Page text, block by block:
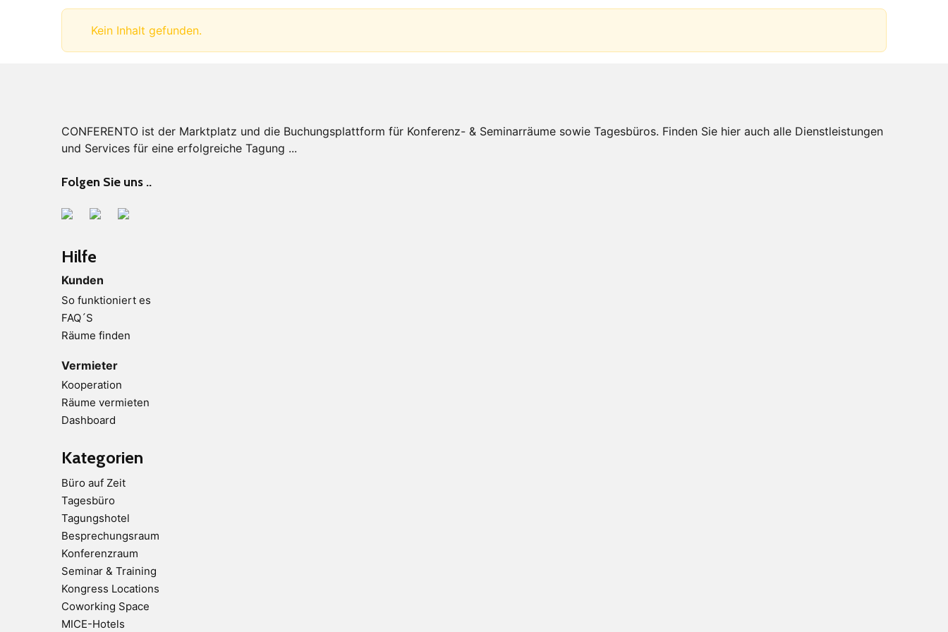
Kein Inhalt gefunden.
CONFERENTO ist der Marktplatz und die Buchungsplattform für Konferenz- & Seminarräume sowie Tagesbüros. Finden Sie hier auch alle Dienstleistungen
und Services für eine erfolgreiche Tagung ...
Folgen Sie uns ..
Hilfe
Kunden
So funktioniert es
FAQ´S
Räume finden
Vermieter
Kooperation
Räume vermieten
Dashboard
Kategorien
Büro auf Zeit
Tagesbüro
Tagungshotel
Besprechungsraum
Konferenzraum
Seminar & Training
Kongress Locations
Coworking Space
MICE-Hotels